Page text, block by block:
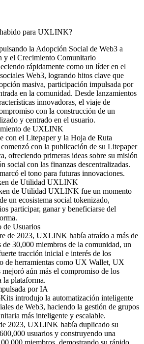
habido para UXLINK?
la Adopción Social de Web3 a
y el Crecimiento Comunitario
rápidamente como un líder en el
Web3, logrando hitos clave que
masiva, participación impulsada por
en la comunidad. Desde lanzamientos
innovadoras, el viaje de
con la construcción de un
y centrado en el usuario.
de UXLINK
con el Litepaper y la Hoja de Ruta
con la publicación de su Litepaper
ofreciendo primeras ideas sobre su misión
social con las finanzas descentralizadas.
el tono para futuras innovaciones.
de Utilidad UXLINK
de Utilidad UXLINK fue un momento
un ecosistema social tokenizado,
participar, ganar y beneficiarse del
de Usuarios
de 2023, UXLINK había atraído a más de
de 30,000 miembros de la comunidad, un
tracción inicial e interés de los
de herramientas como UX Wallet, UX
aún más el compromiso de los
la plataforma.
por IA
introdujo la automatización inteligente
de Web3, haciendo la gestión de grupos
más inteligente y escalable.
2023, UXLINK había duplicado su
usuarios y construyendo una
miembros, demostrando su rápido